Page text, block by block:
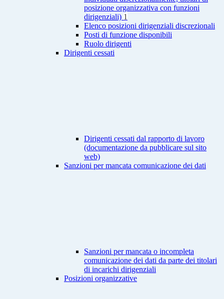
posizione organizzativa con funzioni
dirigenziali) 1
Elenco posizioni dirigenziali discrezionali
Posti di funzione disponibili
Ruolo dirigenti
Dirigenti cessati
Dirigenti cessati dal rapporto di lavoro
(documentazione da pubblicare sul sito
web)
Sanzioni per mancata comunicazione dei dati
Sanzioni per mancata o incompleta
comunicazione dei dati da parte dei titolari
di incarichi dirigenziali
Posizioni organizzative